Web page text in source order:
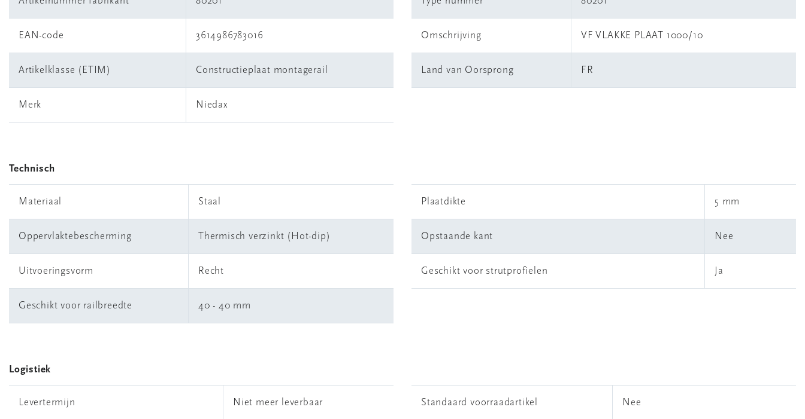
EAN-code 3614986783016
Artikelklasse (ETIM) Constructieplaat montagerail
Merk Niedax
Omschrijving VF VLAKKE PLAAT 1000/10
Land van Oorsprong FR
Technisch
Materiaal Staal
Oppervlaktebescherming Thermisch verzinkt (Hot-dip)
Uitvoeringsvorm Recht
Geschikt voor railbreedte 40 - 40 mm
Plaatdikte 5 mm
Opstaande kant Nee
Geschikt voor strutprofielen Ja
Logistiek
Levertermijn Niet meer leverbaar Standaard voorraadartikel Nee